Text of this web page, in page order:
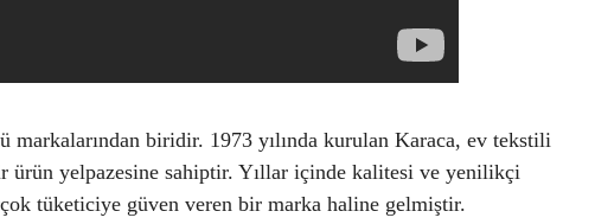
markalarından biridir. 1973 yılında kurulan Karaca, ev tekstili
ürün yelpazesine sahiptir. Yıllar içinde kalitesi ve yenilikçi
tüketiciye güven veren bir marka haline gelmiştir.